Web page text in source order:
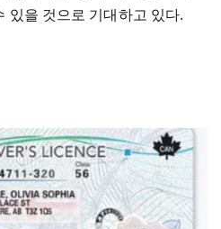
있을 것으로 기대하고 있다.